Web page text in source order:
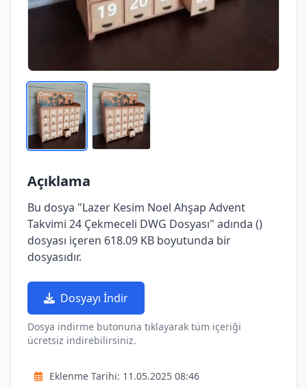
Açıklama
Bu dosya "Lazer Kesim Noel Ahşap Advent
Takvimi 24 Çekmeceli DWG Dosyası" adında ()
dosyası içeren 618.09 KB boyutunda bir
dosyasıdır.
Dosyayı İndir
Dosya indirme butonuna tıklayarak tüm içeriği
ücretsiz indirebilirsiniz.
Eklenme Tarihi: 11.05.2025 08:46